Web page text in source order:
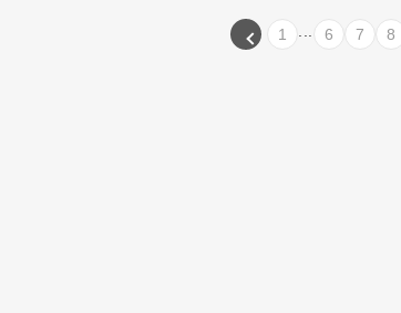
1 6 7 8